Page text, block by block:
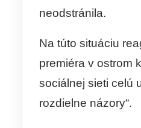
neodstránila.
Na túto situáciu
premiéra v ostrom
sociálnej sieti celú
rozdielne názory“.